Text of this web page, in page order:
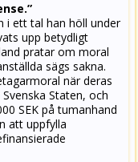
i ett tal han höll under
upp betydligt
pratar om moral
sägs sakna.
när deras
Staten, och
SEK på tumanhand
att uppfylla